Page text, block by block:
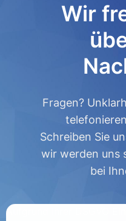
Wir
Fragen?
Schreiben Sie
wir werden uns
bei
Aufgrund Ihrer DSGVO